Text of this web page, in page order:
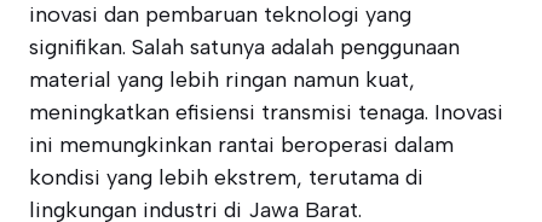
inovasi dan pembaruan teknologi yang
signifikan. Salah satunya adalah penggunaan
material yang lebih ringan namun kuat,
meningkatkan efisiensi transmisi tenaga. Inovasi
ini memungkinkan rantai beroperasi dalam
kondisi yang lebih ekstrem, terutama di
lingkungan industri di Jawa Barat.